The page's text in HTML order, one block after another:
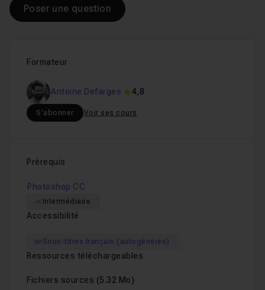
Formateur
Antoine Defarges 4,8
S'abonner Voir ses cours
Prérequis
Photoshop CC
Intermédiaire
Accessibilité
Sous-titres français (autogénérés)
Ressources téléchargeables
Fichiers sources (5.32 Mo)
Poser une question